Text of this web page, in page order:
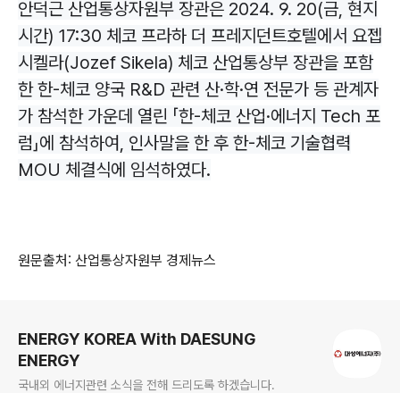
안덕근 산업통상자원부 장관은 2024. 9. 20(금, 현지
시간) 17:30 체코 프라하 더 프레지던트호텔에서 요젭
시켈라(Jozef Sikela) 체코 산업통상부 장관을 포함
한 한-체코 양국 R&D 관련 산·학·연 전문가 등 관계자
가 참석한 가운데 열린 「한-체코 산업·에너지 Tech 포
럼」에 참석하여, 인사말을 한 후 한-체코 기술협력
MOU 체결식에 임석하였다.
원문출처: 산업통상자원부 경제뉴스
ENERGY KOREA With DAESUNG
ENERGY
국내외 에너지관련 소식을 전해 드리도록 하겠습니다.